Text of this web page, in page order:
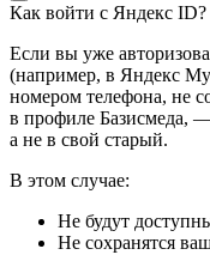
Как войти с Яндекс ID?
Если вы уже
(например, в Яндекс
номером телефона, не
в профиле Базисмеда,
а не в свой старый.
В этом случае:
Не будут
Не сохранятся